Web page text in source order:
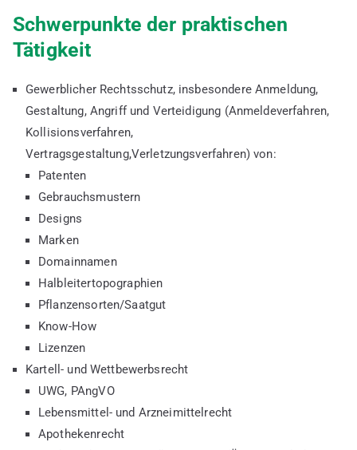
Schwerpunkte der praktischen
Tätigkeit
Gewerblicher Rechtsschutz, insbesondere Anmeldung,
Gestaltung, Angriff und Verteidigung (Anmeldeverfahren,
Kollisionsverfahren,
Vertragsgestaltung,Verletzungsverfahren) von:
Patenten
Gebrauchsmustern
Designs
Marken
Domainnamen
Halbleitertopographien
Pflanzensorten/Saatgut
Know-How
Lizenzen
Kartell- und Wettbewerbsrecht
UWG, PAngVO
Lebensmittel- und Arzneimittelrecht
Apothekenrecht